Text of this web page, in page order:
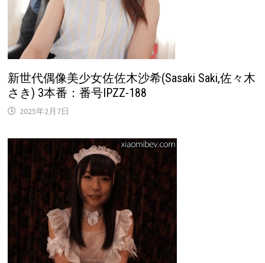
新世代偶像美少女佐佐木沙希(Sasaki Saki,佐々木
さき) 3本番：番号IPZZ-188
2025年2月7日